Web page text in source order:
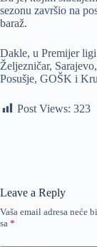
sezonu završio na
baraž.
Dakle, u Premijer
Željezničar,
Posušje, GOŠK i
Post Views: 323
Leave a Reply
Vaša email adresa neće
sa *